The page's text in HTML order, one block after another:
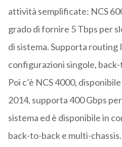
attività semplificate: NCS
grado di fornire 5 Tbps per
di sistema. Supporta routing
configurazioni singole,
Poi c’è NCS 4000,
2014, supporta 400 Gbps
sistema ed è disponibile in
back-to-back e multi-